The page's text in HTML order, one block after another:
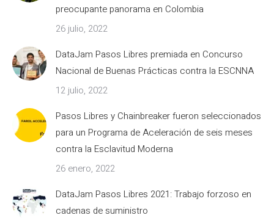
preocupante panorama en Colombia
26 julio, 2022
DataJam Pasos Libres premiada en Concurso
Nacional de Buenas Prácticas contra la ESCNNA
12 julio, 2022
Pasos Libres y Chainbreaker fueron seleccionados
para un Programa de Aceleración de seis meses
contra la Esclavitud Moderna
26 enero, 2022
DataJam Pasos Libres 2021: Trabajo forzoso en
cadenas de suministro